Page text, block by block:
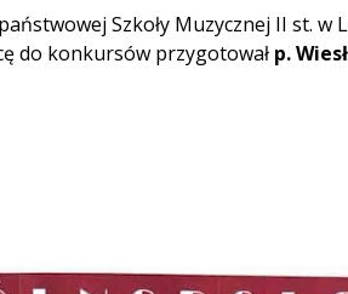
Szkoły Muzycznej II st. w
do konkursów przygotował p.